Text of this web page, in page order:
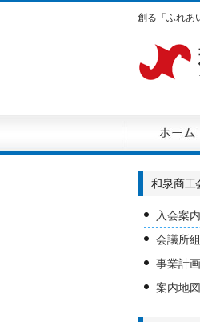
創る「ふれあ
和泉商工
入会案内
会議所
事業計
案内地図